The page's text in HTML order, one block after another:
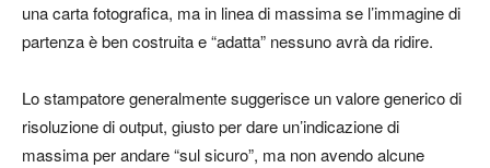
una carta fotografica, ma in linea di massima se l’immagine di
partenza è ben costruita e “adatta” nessuno avrà da ridire.
Lo stampatore generalmente suggerisce un valore generico di
risoluzione di output, giusto per dare un’indicazione di
massima per andare “sul sicuro”, ma non avendo alcune